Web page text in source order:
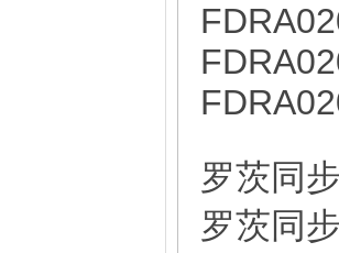
罗茨同
罗茨同